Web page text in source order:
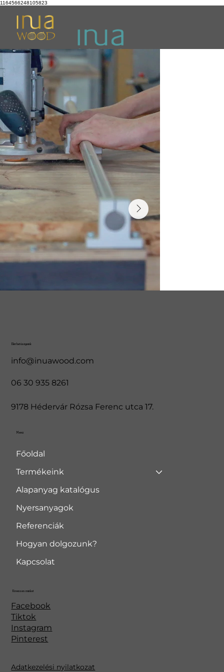
1164566248105823
Elérhetőségeink
info@inuawood.com
06 30 935 8261
9178 Hédervár Rózsa Ferenc utca 17.
Menü
Főoldal
Termékeink
Alapanyag katalógus
Nyersanyagok
Referenciák
Hogyan dolgozunk?
Kapcsolat
Facebook
Tiktok
Instagram
Pinterest
Kövessen minket
Adatkezelési nyilatkozat